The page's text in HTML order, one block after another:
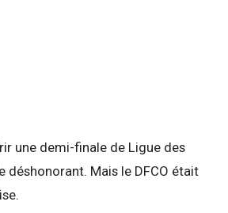
une demi-finale de Ligue des
déshonorant. Mais le DFCO était